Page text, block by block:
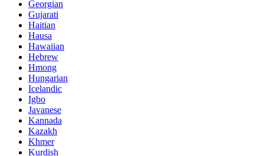
Georgian
Gujarati
Haitian
Hausa
Hawaiian
Hebrew
Hmong
Hungarian
Icelandic
Igbo
Javanese
Kannada
Kazakh
Khmer
Kurdish